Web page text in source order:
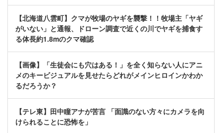
【北海道八雲町】クマが牧場のヤギを襲撃！！牧場主「ヤギ
がいない」と通報、ドローン調査で近くの川でヤギを捕食す
る体長約1.8mのクマ確認
【画像】「生徒会にも穴はある！」を全く知らない人にアニ
メのキービジュアルを見せたらどれがメインヒロインかわか
るだろうか？
【テレ東】田中瞳アナが苦言 「面識のない方々にカメラを向
けられることに恐怖を」